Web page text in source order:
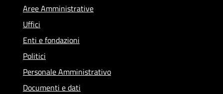
Aree Amministrative
Uffici
Enti e fondazioni
Politici
Personale Amministrativo
Documenti e dati